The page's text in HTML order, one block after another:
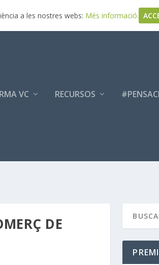
VC RECURSOS
DE
a les nostres webs: Més informació.